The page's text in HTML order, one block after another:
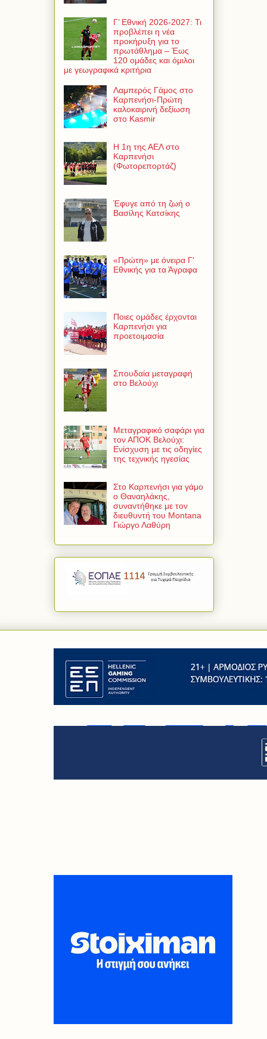
Γ’ Εθνική 2026-2027: Τι
προβλέπει η νέα
προκήρυξη για το
πρωτάθλημα – Έως
120 ομάδες και όμιλοι
με γεωγραφικά κριτήρια
Λαμπερός Γάμος στο
Καρπενήσι-Πρώτη
καλοκαιρινή δεξίωση
στο Kasmir
Η 1η της ΑΕΛ στο
Καρπενήσι
(Φωτορεπορτάζ)
Έφυγε από τη ζωή ο
Βασίλης Κατσίκης
«Πρώτη» με όνειρα Γ'
Εθνικής για τα Άγραφα
Ποιες ομάδες έρχονται
Καρπενήσι για
προετοιμασία
Σπουδαία μεταγραφή
στο Βελούχι
Μεταγραφικό σαφάρι για
τον ΑΠΟΚ Βελούχι:
Ενίσχυση με τις οδηγίες
της τεχνικής ηγεσίας
Στο Καρπενήσι για γάμο
ο Θαναηλάκης,
συναντήθηκε με τον
διευθυντή του Montana
Γιώργο Λαθύρη